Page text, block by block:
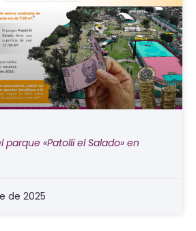
parque «Patolli el Salado» en
de 2025